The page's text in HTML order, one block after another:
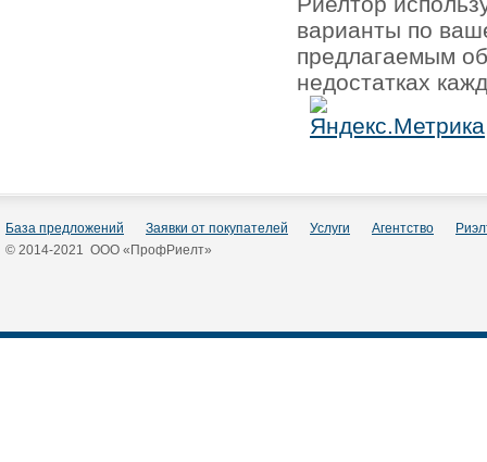
варианты по
предлагаемым
недостатках
База предложений Заявки от покупателей Услуги Агентство
© 2014-2021 ООО «ПрофРиелт»